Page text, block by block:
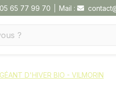
05 65 77 99 70 Mail :
D'HIVER BIO - VILMORIN